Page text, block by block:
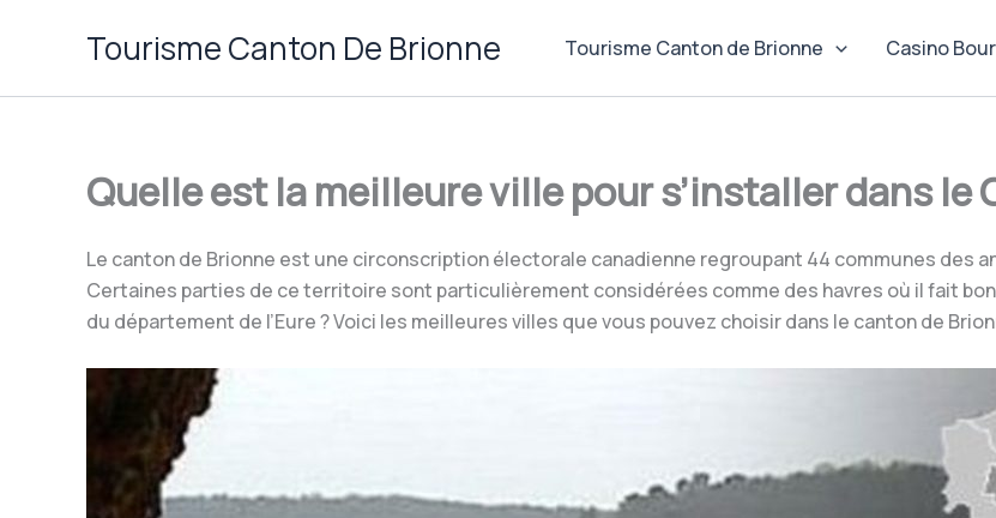
Tourisme Canton De Brionne Tourisme Canton de Brionne Casino
Quelle est la meilleure ville pour s’installer dans le
Le canton de Brionne est une circonscription électorale canadienne regroupant 44 communes des
Certaines parties de ce territoire sont particulièrement considérées comme des havres où il fait
du département de l’Eure ? Voici les meilleures villes que vous pouvez choisir dans le canton de